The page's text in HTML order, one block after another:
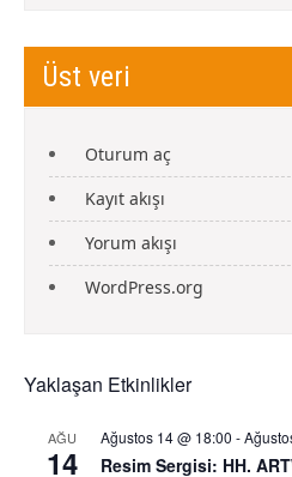
Üst veri
Oturum aç
Kayıt akışı
Yorum akışı
WordPress.org
Yaklaşan Etkinlikler
AĞU
14
Ağustos 14 @ 18:00 -
Resim Sergisi: HH.